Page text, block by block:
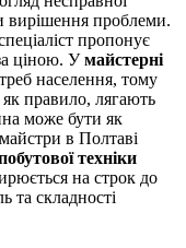
вирішення проблеми.
пропонує
ціною. Умайстерні
населення, тому
правило, лягають
може бути як
в Полтаві
техніки
на строк до
та складності